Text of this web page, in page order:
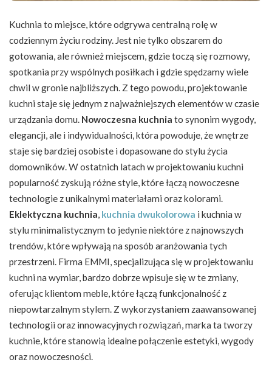
Kuchnia to miejsce, które odgrywa centralną rolę w
codziennym życiu rodziny. Jest nie tylko obszarem do
gotowania, ale również miejscem, gdzie toczą się rozmowy,
spotkania przy wspólnych posiłkach i gdzie spędzamy wiele
chwil w gronie najbliższych. Z tego powodu, projektowanie
kuchni staje się jednym z najważniejszych elementów w czasie
urządzania domu. Nowoczesna kuchnia to synonim wygody,
elegancji, ale i indywidualności, która powoduje, że wnętrze
staje się bardziej osobiste i dopasowane do stylu życia
domowników. W ostatnich latach w projektowaniu kuchni
popularność zyskują różne style, które łączą nowoczesne
technologie z unikalnymi materiałami oraz kolorami.
Eklektyczna kuchnia, kuchnia dwukolorowa i kuchnia w
stylu minimalistycznym to jedynie niektóre z najnowszych
trendów, które wpływają na sposób aranżowania tych
przestrzeni. Firma EMMI, specjalizująca się w projektowaniu
kuchni na wymiar, bardzo dobrze wpisuje się w te zmiany,
oferując klientom meble, które łączą funkcjonalność z
niepowtarzalnym stylem. Z wykorzystaniem zaawansowanej
technologii oraz innowacyjnych rozwiązań, marka ta tworzy
kuchnie, które stanowią idealne połączenie estetyki, wygody
oraz nowoczesności.